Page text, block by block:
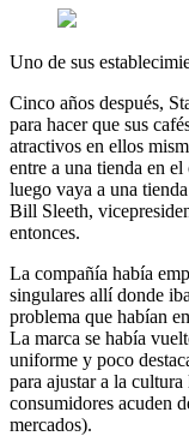
Uno de sus
Cinco años después,
para hacer que sus
atractivos en ellos
entre a una tienda en
luego vaya a una
Bill Sleeth,
entonces.
La compañía había
singulares allí donde
problema que habían
La marca se había
uniforme y poco
para ajustar a la
consumidores acuden
mercados).